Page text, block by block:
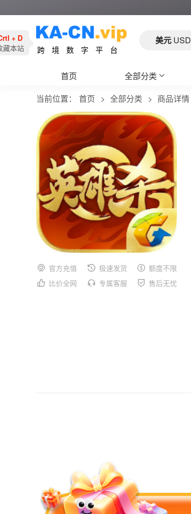
+ D
藏本站
跨境数字平台
美元 USD
首页 全部分类
当前位置：
首页 全部分类 商品详情
官方充值 极速发货
额度不限
比价全网
专属客服 售后无忧